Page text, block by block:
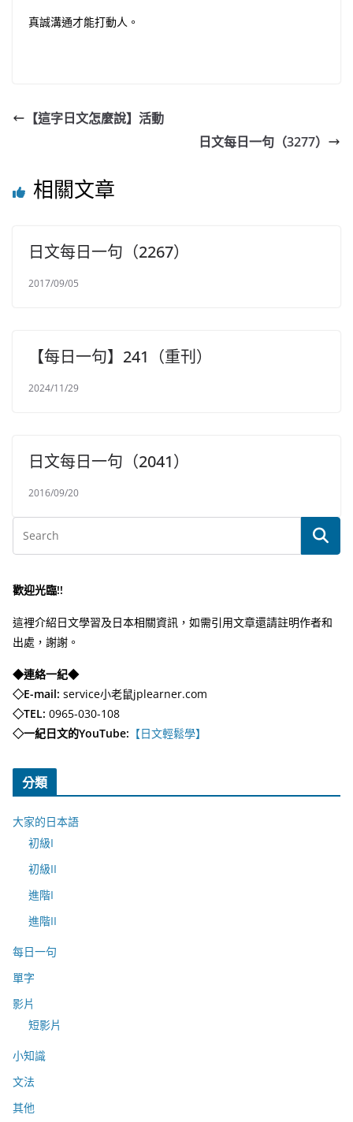
真誠溝通才能打動人。
【這字日文怎麼說】活動
日文每日一句（3277）
相關文章
日文每日一句（2267）
2017/09/05
【每日一句】241（重刊）
2024/11/29
日文每日一句（2041）
2016/09/20
歡迎光臨!!
這裡介紹日文學習及日本相關資訊，如需引用文章還請註明作者和
出處，謝謝。
◆連絡一紀◆
◇E-mail: service小老鼠jplearner.com
◇TEL: 0965-030-108
◇一紀日文的YouTube: 【日文輕鬆學】
分類
大家的日本語
初級I
初級II
進階I
進階II
每日一句
單字
影片
短影片
小知識
文法
其他